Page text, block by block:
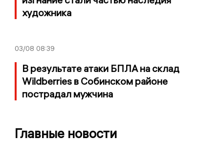
художника
03/08 08:39
В результате атаки БПЛА на склад
Wildberries в Собинском районе
пострадал мужчина
Главные новости